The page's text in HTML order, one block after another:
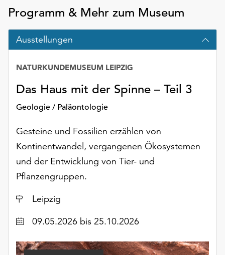
weiterhin
ausgeführt.
Möchten
Sie
verwendeten
Cookies
anpassen,
erreichen
die
Einstellungen
über
die
Schaltfläche
Weitere
Informationen
Sie
Programm & Mehr zum Museum
Ausstellungen
Das Haus mit der Spinne – Teil 3
Geologie / Paläontologie
NATURKUNDEMUSEUM LEIPZIG
Gesteine und Fossilien erzählen von
Kontinentwandel, vergangenen Ökosystemen
und der Entwicklung von Tier- und
Pflanzengruppen.
Ort
Leipzig
Datum09.05.2026 bis 25.10.2026